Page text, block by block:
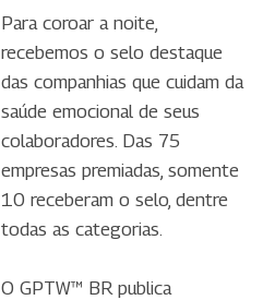
Para coroar a noite,
recebemos o selo destaque
das companhias que cuidam da
saúde emocional de seus
colaboradores. Das 75
empresas premiadas, somente
10 receberam o selo, dentre
todas as categorias.
O GPTW™ BR publica